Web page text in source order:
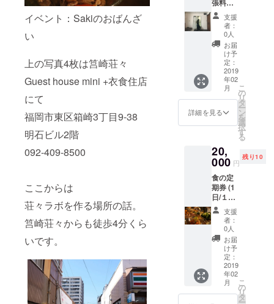
イベント：Sakiのおばんざ
い
上の写真4枚は筥崎荘々
Guest house mini +衣食住店
にて
福岡市東区箱崎3丁目9-38
明石ビル2階
092-409-8500
ここからは
荘々ラボを作る場所の話。
筥崎荘々からも徒歩4分くら
いです。
の方
は、
SPITAL
でお渡
ししま
す。 お
渡しの
日程な
どは、
後日調
整させ
ていた
いま
す。
張料理
させて
頂きま
す。 (交
通費別/
追加人
数別途
頂きま
2019年
３月か
ら有効
です。
日程
談させ
てくだ
さい。
支援
者：
0人
お届
け予
定：
2019
年02
月
詳細を見る
こ
の
リ
タ
ー
ン
を
選
択
す
る
20,
000 円
残り10
食の定
期券 (1
日/１回
利用化)
SAKIの
オダイ
ドコ営
業日に
お惣菜
セット
を1日１
回お渡
ししま
支援
者：
0人
お届
け予
定：
2019
年02
月
こ
の
リ
タ